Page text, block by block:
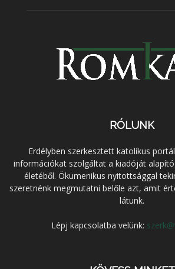
RÓLUNK
Erdélyben szerkesztett katolikus
információkat szolgáltat a kiadóját
életéből. Ökumenikus nyitottsággal
szeretnénk megmutatni belőle azt, amit
látunk.
Lépj kapcsolatba velünk: